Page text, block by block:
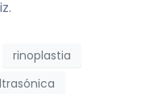
rinoplastia